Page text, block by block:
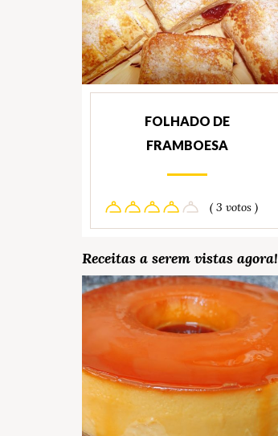
FOLHADO DE
FRAMBOESA
( 3 votos )
Receitas a serem vistas agora!